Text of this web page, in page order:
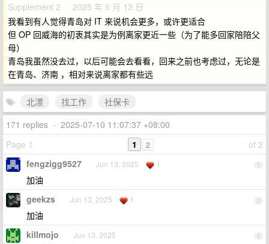
Supplement 2 · 2025 年 6 月 13 日
我看到有人觉得青岛对 IT 来说机会更多，或许更适合
但 OP 回威海的初衷其实是为例离家更近一些（为了能多回家陪陪父
母）
青岛我虽然没去过，以后可能会去看看，回来之前也考虑过，无论是
在青岛、济南 ，相对来说离家都有些远
北漂 找工作
社保卡
171 replies • 2025-07-10 11:07:37 +08:00
Page 1
of 2
1 2
1
fengzigg9527 Jun 13, 2025 1
加油
2
geekzs Jun 13, 2025 1
加油
3
killmojo Jun 13, 2025